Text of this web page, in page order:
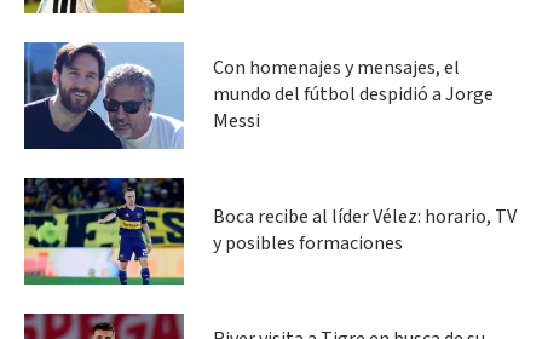
Con homenajes y mensajes, el
mundo del fútbol despidió a Jorge
Messi
Boca recibe al líder Vélez: horario, TV
y posibles formaciones